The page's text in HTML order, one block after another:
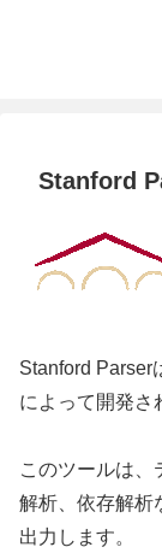
Stanford
Stanford Parser
によって開発さ
このツールは、
解析、依存解析
出力します。